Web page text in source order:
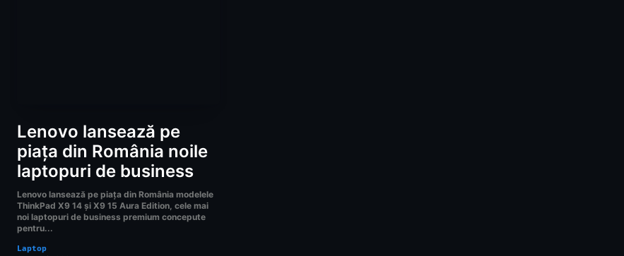
Lenovo lansează pe
piața din România noile
laptopuri de business
Lenovo lansează pe piața din România modelele
ThinkPad X9 14 și X9 15 Aura Edition, cele mai
noi laptopuri de business premium concepute
pentru...
Laptop